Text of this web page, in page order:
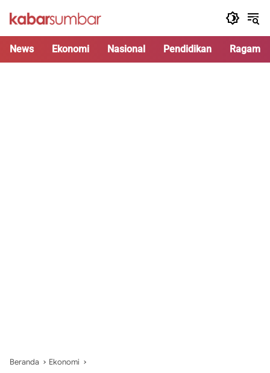
News Ekonomi Nasional Pendidikan Ragam
Beranda Ekonomi